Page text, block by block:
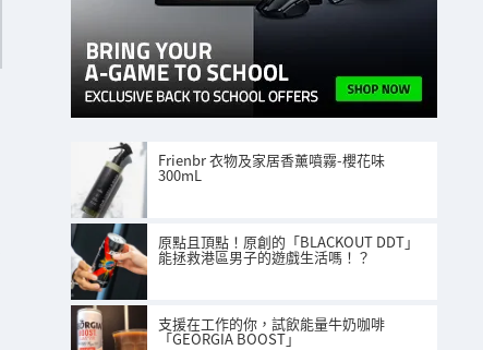
Frienbr 衣物及家居香薰噴霧-櫻花味
300mL
原點且頂點！原創的「BLACKOUT DDT」
能拯救港區男子的遊戲生活嗎！？
支援在工作的你，試飲能量牛奶咖啡
「GEORGIA BOOST」